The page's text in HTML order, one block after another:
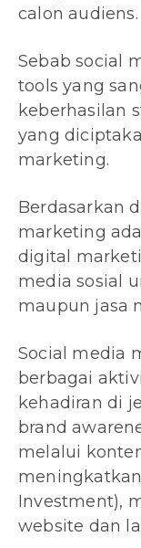
calon audiens.
Sebab social
tools yang
keberhasilan
yang
marketing.
Berdasarkan
marketing
digital
media sosial
maupun jasa
Social media
berbagai
kehadiran di
brand
melalui
Investment),
website dan